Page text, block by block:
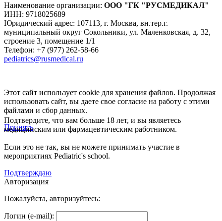
Наименование организации: ООО "ГК "РУСМЕДИКАЛ"
ИНН: 9718025689
Юридический адрес: 107113, г. Москва, вн.тер.г.
муниципальный округ Сокольники, ул. Маленковская, д. 32,
строение 3, помещение 1/1
Телефон: +7 (977) 262-58-66
pediatrics@rusmedical.ru
Этот сайт использует cookie для хранения файлов. Продолжая
использовать сайт, вы даете свое согласие на работу с этими
файлами и сбор данных.
Принять
Подтвердите, что вам больше 18 лет, и вы являетесь
медицинским или фармацевтическим работником.
Если это не так, вы не можете принимать участие в
мероприятиях Pediatric's school.
Подтверждаю
Авторизация
Пожалуйста, авторизуйтесь:
Логин (e-mail):